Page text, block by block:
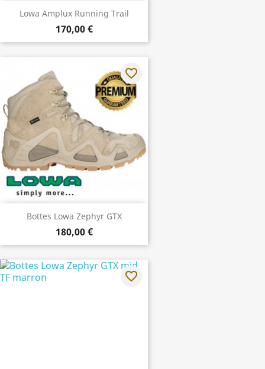
Lowa Amplux Running Trail
170,00 €
Bottes Lowa Zephyr GTX
180,00 €
favorite_border
favorite_border